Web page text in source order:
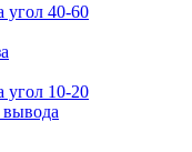
угол 40-60
угол 10-20